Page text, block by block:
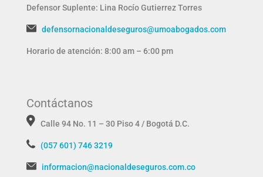
Defensor Suplente: Lina Rocío Gutierrez Torres
defensornacionaldeseguros@umoabogados.com
Horario de atención: 8:00 am – 6:00 pm
Contáctanos
Calle 94 No. 11 – 30 Piso 4 / Bogotá D.C.
(057 601) 746 3219
informacion@nacionaldeseguros.com.co